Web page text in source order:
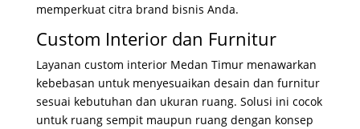
memperkuat citra brand bisnis Anda.
Custom Interior dan Furnitur
Layanan custom interior Medan Timur menawarkan
kebebasan untuk menyesuaikan desain dan furnitur
sesuai kebutuhan dan ukuran ruang. Solusi ini cocok
untuk ruang sempit maupun ruang dengan konsep